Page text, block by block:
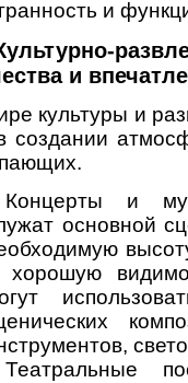
Ламповый усилитель MINIL3: EL34,
система Music Angel 2.5: 20 -
и
и
культуры и
создании
Концерты и
основной
хорошую
Театральные